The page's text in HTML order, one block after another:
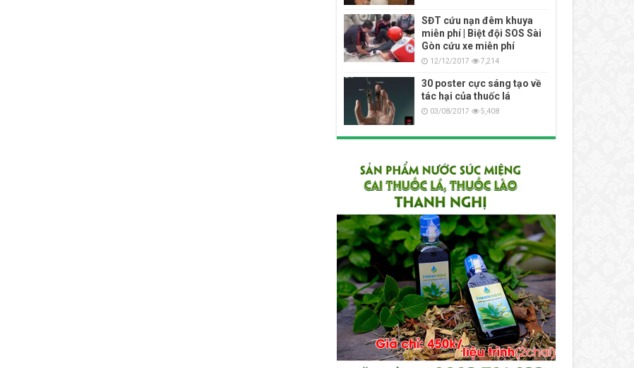
SĐT cứu nạn đêm khuya
miễn phí | Biệt đội SOS Sài
Gòn cứu xe miễn phí
12/12/2017 7,214
30 poster cực sáng tạo về
tác hại của thuốc lá
03/08/2017 5,408